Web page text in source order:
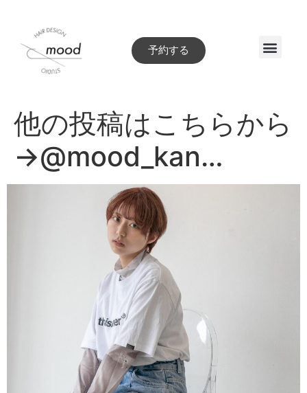
予約する
他の投稿はこちらから
→@mood_kan…